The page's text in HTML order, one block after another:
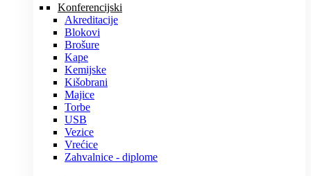
Konferencijski
Akreditacije
Blokovi
Brošure
Kape
Kemijske
Kišobrani
Majice
Torbe
USB
Vezice
Vrećice
Zahvalnice - diplome